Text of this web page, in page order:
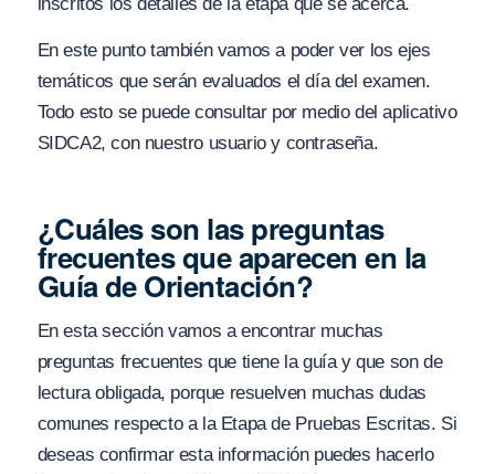
En este punto también vamos a poder ver los ejes
temáticos que serán evaluados el día del examen.
Todo esto se puede consultar por medio del aplicativo
SIDCA2, con nuestro usuario y contraseña.
¿Cuáles son las preguntas
frecuentes que aparecen en la
Guía de Orientación?
En esta sección vamos a encontrar muchas
preguntas frecuentes que tiene la guía y que son de
lectura obligada, porque resuelven muchas dudas
comunes respecto a la Etapa de Pruebas Escritas. Si
deseas confirmar esta información puedes hacerlo